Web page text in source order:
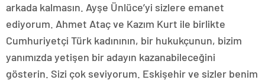
arkada kalmasın. Ayşe Ünlüce’yi sizlere emanet
ediyorum. Ahmet Ataç ve Kazım Kurt ile birlikte
Cumhuriyetçi Türk kadınının, bir hukukçunun, bizim
yanımızda yetişen bir adayın kazanabileceğini
gösterin. Sizi çok seviyorum. Eskişehir ve sizler benim